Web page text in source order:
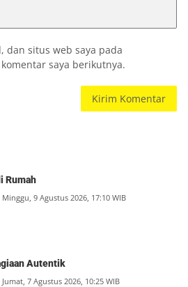
dan situs web saya pada
saya berikutnya.
Rumah
Minggu, 9 Agustus 2026, 17:10 WIB
Autentik
Jumat, 7 Agustus 2026, 10:25 WIB